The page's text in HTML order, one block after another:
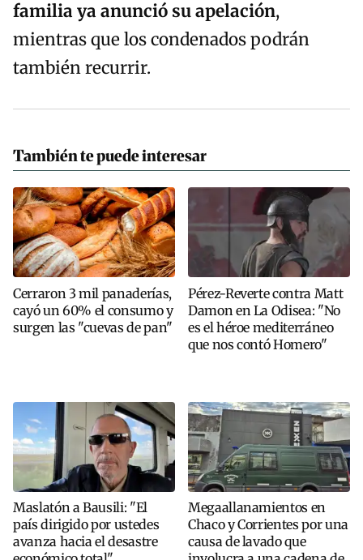
familia ya anunció su apelación,
mientras que los condenados podrán
también recurrir.
También te puede interesar
Cerraron 3 mil panaderías,
cayó un 60% el consumo y
surgen las "cuevas de pan"
Pérez-Reverte contra Matt
Damon en La Odisea: "No
es el héroe mediterráneo
que nos contó Homero"
Maslatón a Bausili: "El
país dirigido por ustedes
avanza hacia el desastre
Megaallanamientos en
Chaco y Corrientes por una
causa de lavado que